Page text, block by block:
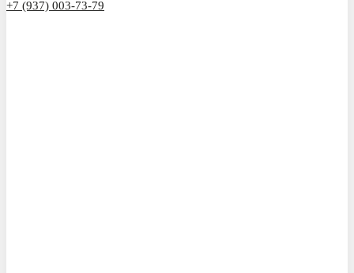
+7 (937) 003-73-79